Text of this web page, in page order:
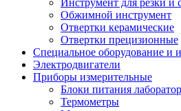
Инструмент для резки и
Обжимной инструмент
Отвертки керамические
Отвертки прецизионные
Специальное оборудование и
Электродвигатели
Приборы измерительные
Блоки питания
Термометры